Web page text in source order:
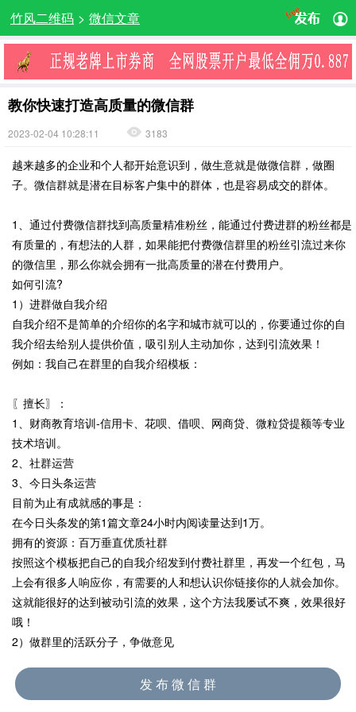
竹风二维码 > 微信文章
教你快速打造高质量的微信群
2023-02-04 10:28:11 3183
越来越多的企业和个人都开始意识到，做生意就是做微信群，做圈
子。微信群就是潜在目标客户集中的群体，也是容易成交的群体。
1、通过付费微信群找到高质量精准粉丝，能通过付费进群的粉丝都是
有质量的，有想法的人群，如果能把付费微信群里的粉丝引流过来你
的微信里，那么你就会拥有一批高质量的潜在付费用户。
如何引流?
1）进群做自我介绍
自我介绍不是简单的介绍你的名字和城市就可以的，你要通过你的自
我介绍去给别人提供价值，吸引别人主动加你，达到引流效果！
例如：我自己在群里的自我介绍模板：
〖擅长〗：
1、财商教育培训-信用卡、花呗、借呗、网商贷、微粒贷提额等专业
技术培训。
2、社群运营
3、今日头条运营
目前为止有成就感的事是：
在今日头条发的第1篇文章24小时内阅读量达到1万。
拥有的资源：百万垂直优质社群
按照这个模板把自己的自我介绍发到付费社群里，再发一个红包，马
上会有很多人响应你，有需要的人和想认识你链接你的人就会加你。
这就能很好的达到被动引流的效果，这个方法我屡试不爽，效果很好
哦！
2）做群里的活跃分子，争做意见
话题配合，积极捧场点赞刷花，配合别人的话题聊，刷存在感。
第6~10天：按照群里的调性做价值输出，引导话语权，增大曝光率，
发 布 微 信 群